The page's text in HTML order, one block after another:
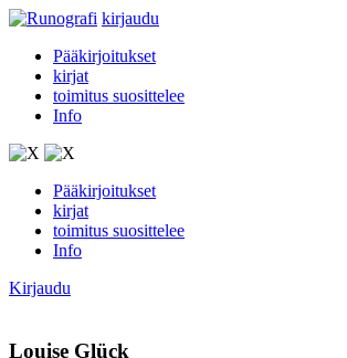
kirjaudu
Pääkirjoitukset
kirjat
toimitus suosittelee
Info
Pääkirjoitukset
kirjat
toimitus suosittelee
Info
Kirjaudu
Louise Glück